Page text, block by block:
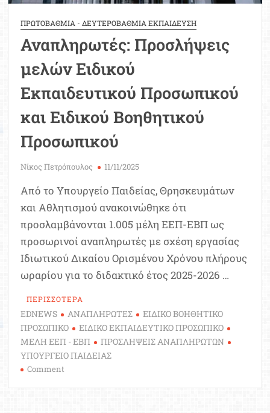
ΠΡΩΤΟΒΑΘΜΙΑ - ΔΕΥΤΕΡΟΒΑΘΜΙΑ ΕΚΠΑΙΔΕΥΣΗ
Αναπληρωτές: Προσλήψεις
μελών Ειδικού
Εκπαιδευτικού Προσωπικού
και Ειδικού Βοηθητικού
Προσωπικού
Νίκος Πετρόπουλος 11/11/2025
Από το Υπουργείο Παιδείας, Θρησκευμάτων
και Αθλητισμού ανακοινώθηκε ότι
προσλαμβάνονται 1.005 μέλη ΕΕΠ-ΕΒΠ ως
προσωρινοί αναπληρωτές με σχέση εργασίας
Ιδιωτικού Δικαίου Ορισμένου Χρόνου πλήρους
ωραρίου για το διδακτικό έτος 2025-2026 …
ΠΕΡΙΣΣΟΤΕΡΑ
EDNEWS ΑΝΑΠΛΗΡΩΤΕΣ
ΕΙΔΙΚΟ ΒΟΗΘΗΤΙΚΟ
ΠΡΟΣΩΠΙΚΟ
ΕΙΔΙΚΟ ΕΚΠΑΙΔΕΥΤΙΚΟ ΠΡΟΣΩΠΙΚΟ
ΜΕΛΗ ΕΕΠ - ΕΒΠ
ΠΡΟΣΛΗΨΕΙΣ ΑΝΑΠΛΗΡΩΤΩΝ
ΥΠΟΥΡΓΕΙΟ ΠΑΙΔΕΙΑΣ
Comment